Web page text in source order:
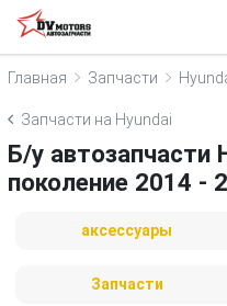
Главная Запчасти
Запчасти на Hyundai
Б/у автозапчасти
поколение 2014 -
аксессуары
Запчасти